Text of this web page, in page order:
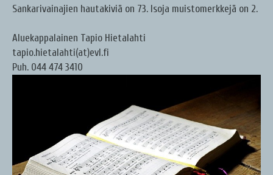
Sankarivainajien hautakiviä on 73. Isoja muistomerkkejä on 2.
Aluekappalainen Tapio Hietalahti
tapio.hietalahti(at)evl.fi
Puh. 044 474 3410